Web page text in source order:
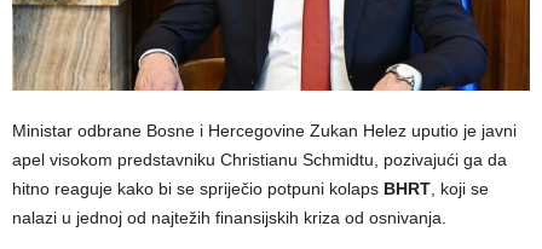
Ministar odbrane Bosne i Hercegovine Zukan Helez uputio je javni
apel visokom predstavniku Christianu Schmidtu, pozivajući ga da
hitno reaguje kako bi se spriječio potpuni kolaps BHRT , koji se
nalazi u jednoj od najtežih finansijskih kriza od osnivanja.